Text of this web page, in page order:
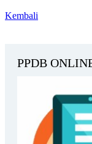
Kembali
PPDB